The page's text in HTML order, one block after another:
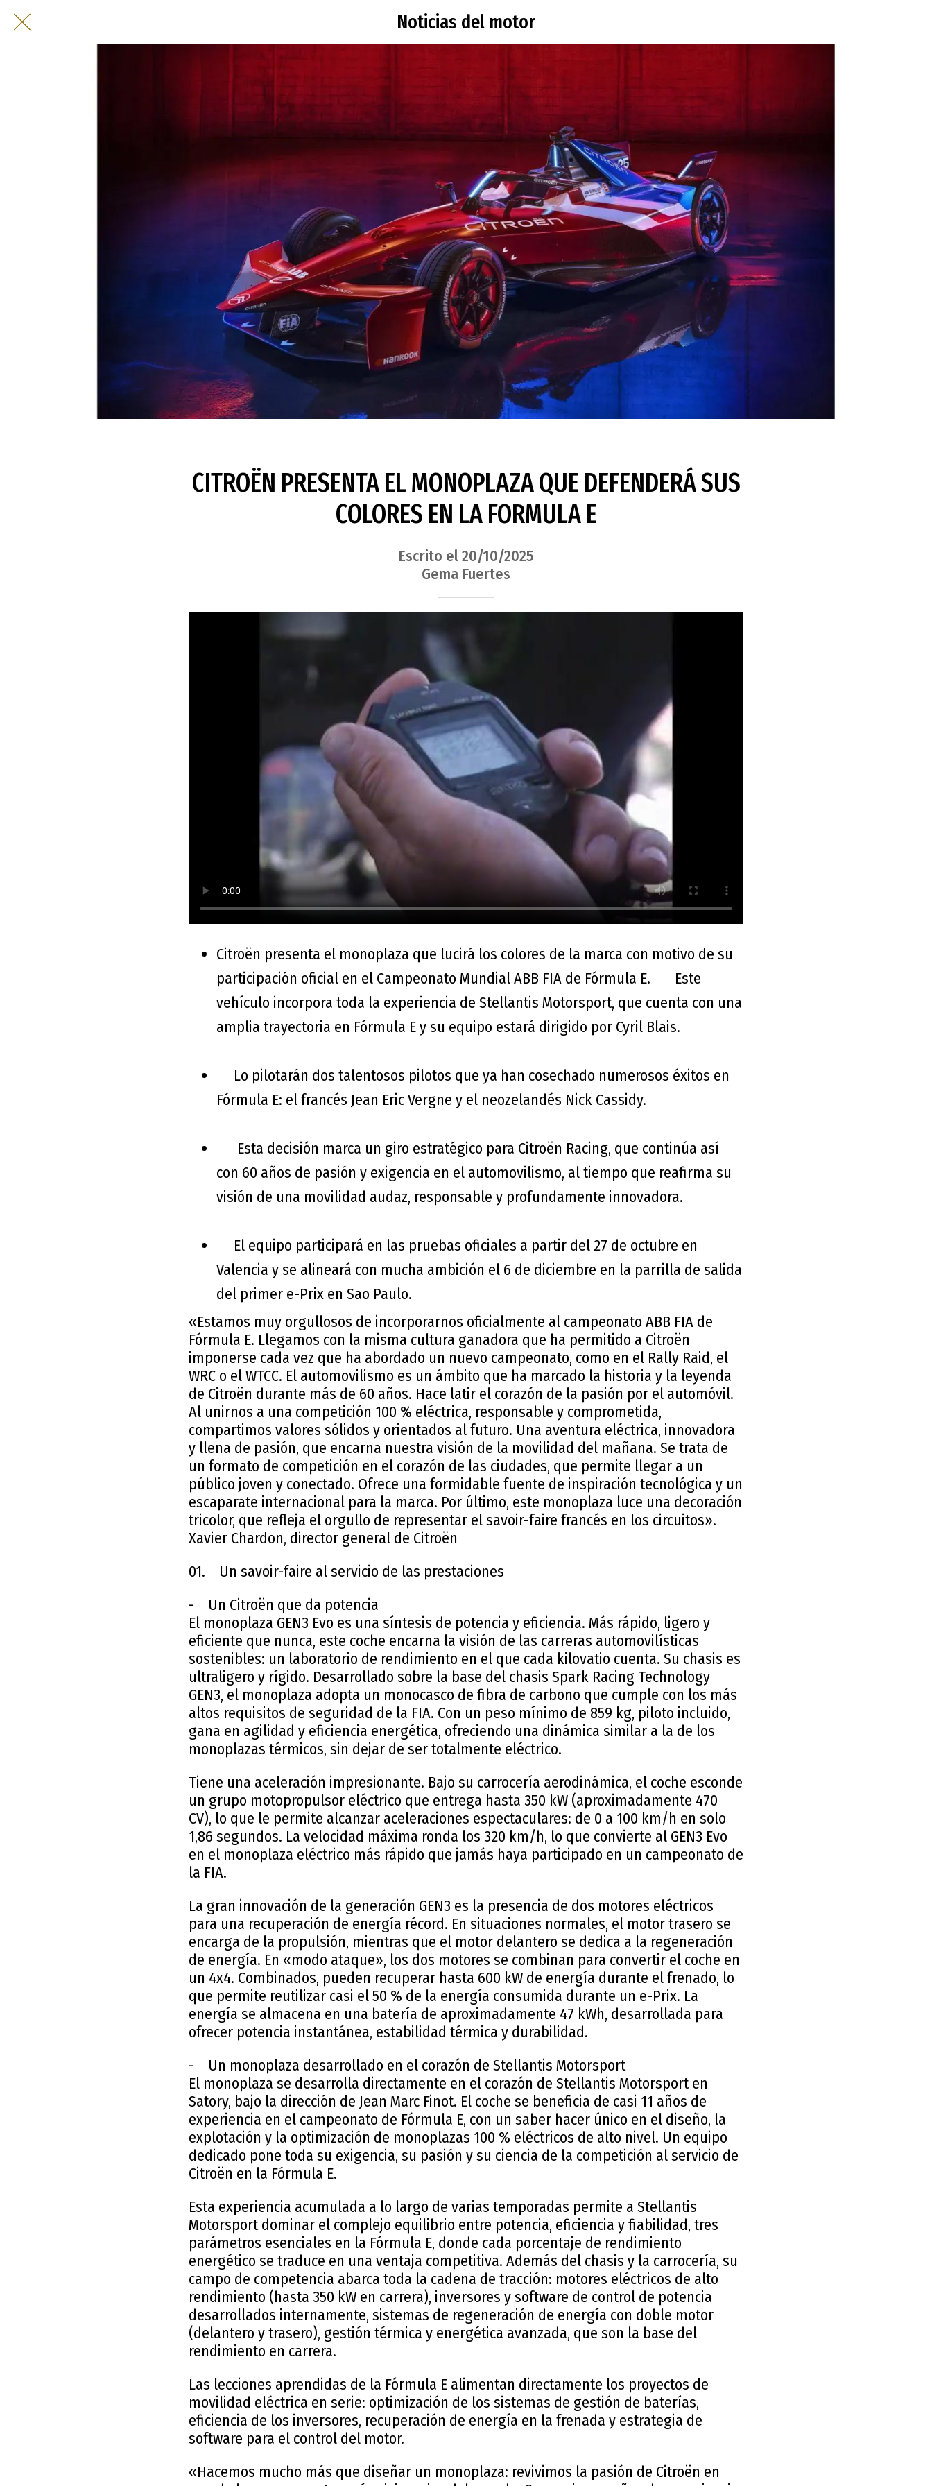
Noticias del motor
CITROËN PRESENTA EL MONOPLAZA QUE DEFENDERÁ SUS
COLORES EN LA FORMULA E
Escrito el 20/10/2025
Gema Fuertes
Citroën presenta el monoplaza que lucirá los colores de la marca con motivo de su
participación oficial en el Campeonato Mundial ABB FIA de Fórmula E. Este
vehículo incorpora toda la experiencia de Stellantis Motorsport, que cuenta con una
amplia trayectoria en Fórmula E y su equipo estará dirigido por Cyril Blais.
Lo pilotarán dos talentosos pilotos que ya han cosechado numerosos éxitos en
Fórmula E: el francés Jean Eric Vergne y el neozelandés Nick Cassidy.
Esta decisión marca un giro estratégico para Citroën Racing, que continúa así
con 60 años de pasión y exigencia en el automovilismo, al tiempo que reafirma su
visión de una movilidad audaz, responsable y profundamente innovadora.
El equipo participará en las pruebas oficiales a partir del 27 de octubre en
Valencia y se alineará con mucha ambición el 6 de diciembre en la parrilla de salida
del primer e-Prix en Sao Paulo.
«Estamos muy orgullosos de incorporarnos oficialmente al campeonato ABB FIA de
Fórmula E. Llegamos con la misma cultura ganadora que ha permitido a Citroën
imponerse cada vez que ha abordado un nuevo campeonato, como en el Rally Raid, el
WRC o el WTCC. El automovilismo es un ámbito que ha marcado la historia y la leyenda
de Citroën durante más de 60 años. Hace latir el corazón de la pasión por el automóvil.
Al unirnos a una competición 100 % eléctrica, responsable y comprometida,
compartimos valores sólidos y orientados al futuro. Una aventura eléctrica, innovadora
y llena de pasión, que encarna nuestra visión de la movilidad del mañana. Se trata de
un formato de competición en el corazón de las ciudades, que permite llegar a un
público joven y conectado. Ofrece una formidable fuente de inspiración tecnológica y un
escaparate internacional para la marca. Por último, este monoplaza luce una decoración
tricolor, que refleja el orgullo de representar el savoir-faire francés en los circuitos».
Xavier Chardon, director general de Citroën
01. Un savoir-faire al servicio de las prestaciones
- Un Citroën que da potencia
El monoplaza GEN3 Evo es una síntesis de potencia y eficiencia. Más rápido, ligero y
eficiente que nunca, este coche encarna la visión de las carreras automovilísticas
sostenibles: un laboratorio de rendimiento en el que cada kilovatio cuenta. Su chasis es
ultraligero y rígido. Desarrollado sobre la base del chasis Spark Racing Technology
GEN3, el monoplaza adopta un monocasco de fibra de carbono que cumple con los más
altos requisitos de seguridad de la FIA. Con un peso mínimo de 859 kg, piloto incluido,
gana en agilidad y eficiencia energética, ofreciendo una dinámica similar a la de los
monoplazas térmicos, sin dejar de ser totalmente eléctrico.
Tiene una aceleración impresionante. Bajo su carrocería aerodinámica, el coche esconde
un grupo motopropulsor eléctrico que entrega hasta 350 kW (aproximadamente 470
CV), lo que le permite alcanzar aceleraciones espectaculares: de 0 a 100 km/h en solo
1,86 segundos. La velocidad máxima ronda los 320 km/h, lo que convierte al GEN3 Evo
en el monoplaza eléctrico más rápido que jamás haya participado en un campeonato de
la FIA.
La gran innovación de la generación GEN3 es la presencia de dos motores eléctricos
para una recuperación de energía récord. En situaciones normales, el motor trasero se
encarga de la propulsión, mientras que el motor delantero se dedica a la regeneración
de energía. En «modo ataque», los dos motores se combinan para convertir el coche en
un 4x4. Combinados, pueden recuperar hasta 600 kW de energía durante el frenado, lo
que permite reutilizar casi el 50 % de la energía consumida durante un e-Prix. La
energía se almacena en una batería de aproximadamente 47 kWh, desarrollada para
ofrecer potencia instantánea, estabilidad térmica y durabilidad.
- Un monoplaza desarrollado en el corazón de Stellantis Motorsport
El monoplaza se desarrolla directamente en el corazón de Stellantis Motorsport en
Satory, bajo la dirección de Jean Marc Finot. El coche se beneficia de casi 11 años de
experiencia en el campeonato de Fórmula E, con un saber hacer único en el diseño, la
explotación y la optimización de monoplazas 100 % eléctricos de alto nivel. Un equipo
dedicado pone toda su exigencia, su pasión y su ciencia de la competición al servicio de
Citroën en la Fórmula E.
Esta experiencia acumulada a lo largo de varias temporadas permite a Stellantis
Motorsport dominar el complejo equilibrio entre potencia, eficiencia y fiabilidad, tres
parámetros esenciales en la Fórmula E, donde cada porcentaje de rendimiento
energético se traduce en una ventaja competitiva. Además del chasis y la carrocería, su
campo de competencia abarca toda la cadena de tracción: motores eléctricos de alto
rendimiento (hasta 350 kW en carrera), inversores y software de control de potencia
desarrollados internamente, sistemas de regeneración de energía con doble motor
(delantero y trasero), gestión térmica y energética avanzada, que son la base del
rendimiento en carrera.
Las lecciones aprendidas de la Fórmula E alimentan directamente los proyectos de
movilidad eléctrica en serie: optimización de los sistemas de gestión de baterías,
eficiencia de los inversores, recuperación de energía en la frenada y estrategia de
software para el control del motor.
«Hacemos mucho más que diseñar un monoplaza: revivimos la pasión de Citroën en